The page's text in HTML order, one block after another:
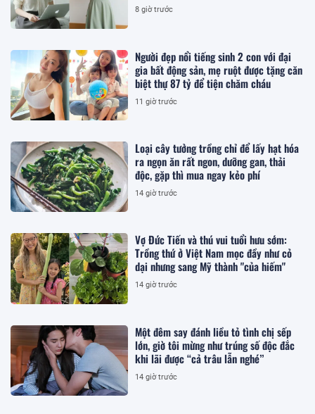
8 giờ trước
Người đẹp nổi tiếng sinh 2 con với đại
gia bất động sản, mẹ ruột được tặng căn
biệt thự 87 tỷ để tiện chăm cháu
11 giờ trước
Loại cây tưởng trồng chỉ để lấy hạt hóa
ra ngọn ăn rất ngon, dưỡng gan, thải
độc, gặp thì mua ngay kẻo phí
14 giờ trước
Vợ Đức Tiến và thú vui tuổi hưu sớm:
Trồng thứ ở Việt Nam mọc đầy như cỏ
dại nhưng sang Mỹ thành "của hiếm"
14 giờ trước
Một đêm say đánh liều tỏ tình chị sếp
lớn, giờ tôi mừng như trúng số độc đắc
khi lãi được “cả trâu lẫn nghé”
14 giờ trước